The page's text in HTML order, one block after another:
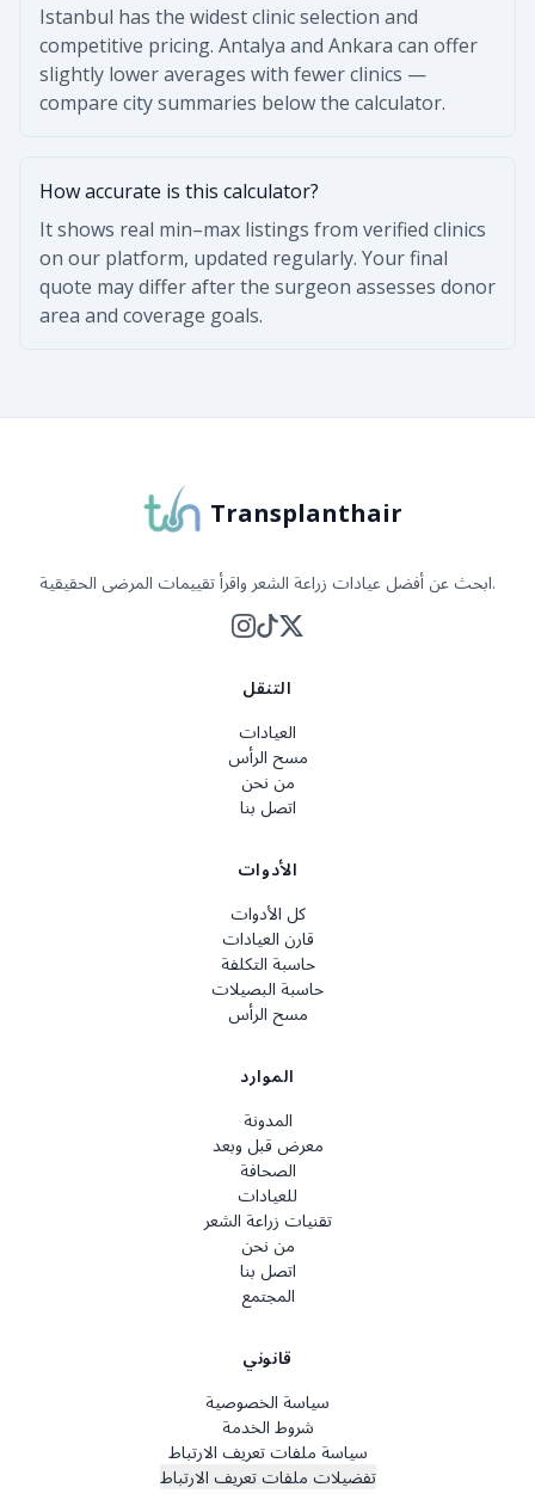
Istanbul has the widest clinic selection and
competitive pricing. Antalya and Ankara can offer
slightly lower averages with fewer clinics —
compare city summaries below the calculator.
How accurate is this calculator?
It shows real min–max listings from verified clinics
on our platform, updated regularly. Your final
quote may differ after the surgeon assesses donor
area and coverage goals.
Transplanthair
ابحث عن أفضل عيادات زراعة الشعر واقرأ تقييمات المرضى الحقيقية.
التنقل
العيادات
مسح الرأس
من نحن
اتصل بنا
الأدوات
كل الأدوات
قارن العيادات
حاسبة التكلفة
حاسبة البصيلات
مسح الرأس
الموارد
المدونة
معرض قبل وبعد
الصحافة
للعيادات
تقنيات زراعة الشعر
من نحن
اتصل بنا
المجتمع
قانوني
سياسة الخصوصية
شروط الخدمة
سياسة ملفات تعريف الارتباط
تفضيلات ملفات تعريف الارتباط